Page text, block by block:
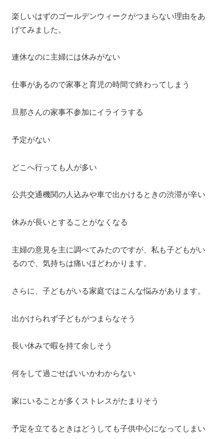
楽しいはずのゴールデンウィークがつまらない理由をあ
げてみました。
連休なのに主婦には休みがない
仕事があるので家事と育児の時間で終わってしまう
旦那さんの家事不参加にイライラする
予定がない
どこへ行っても人が多い
公共交通機関の人込みや車で出かけるときの渋滞が辛い
休みが長いとすることがなくなる
主婦の意見を主に調べてみたのですが、私も子どもがい
るので、気持ちは痛いほどわかります。
さらに、子どもがいる家庭ではこんな悩みがあります。
出かけられず子どもがつまらなそう
長い休みで暇を持て余しそう
何をして過ごせばいいかわからない
家にいることが多くストレスがたまりそう
予定を立てるときはどうしても子供中心になってしまい